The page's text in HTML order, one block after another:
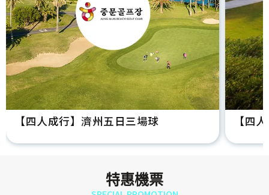
【四人成行】濟州五日三場球 【四
特惠機票